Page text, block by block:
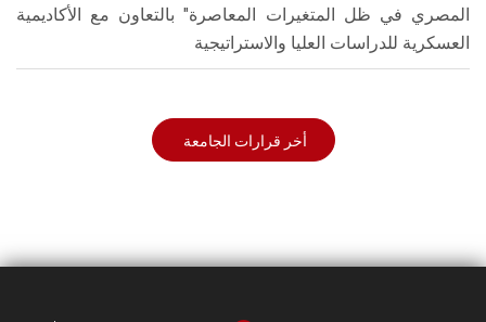
المصري في ظل المتغيرات المعاصرة" بالتعاون مع الأكاديمية
العسكرية للدراسات العليا والاستراتيجية
أخر قرارات الجامعة